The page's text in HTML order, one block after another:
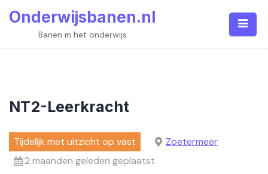
Onderwijsbanen.nl
Banen in het onderwijs
NT2-Leerkracht
Tijdelijk met uitzicht op vast
Zoetermeer
2 maanden geleden geplaatst